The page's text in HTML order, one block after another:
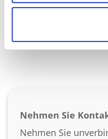
Nehmen Sie
Nehmen Sie